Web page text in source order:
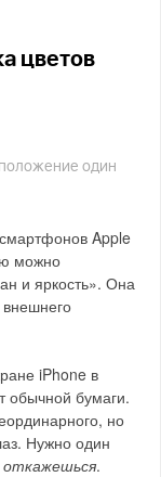
цветов
один
Apple
можно
и яркость». Она
внешнего
iPhone в
обычной бумаги.
но
Нужно один
откажешься.